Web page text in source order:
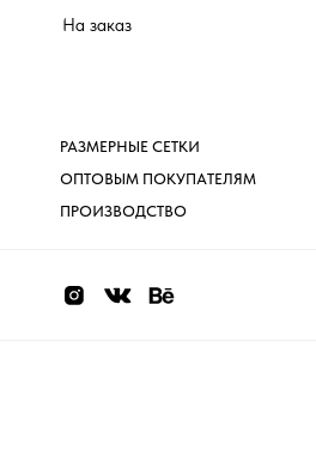
ОПТОВЫМ ПОКУПАТЕЛЯМ
ПРОИЗВОДСТВО
На заказ
РАЗМЕРНЫЕ СЕТКИ